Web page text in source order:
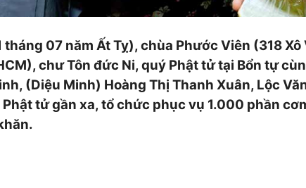
07 năm Ất Tỵ), chùa Phước Viên (318 Xô
chư Tôn đức Ni, quý Phật tử tại Bổn tự
(Diệu Minh) Hoàng Thị Thanh Xuân, Lộc
tử gần xa, tổ chức phục vụ 1.000 phần